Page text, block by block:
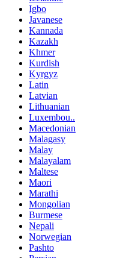
Igbo
Javanese
Kannada
Kazakh
Khmer
Kurdish
Kyrgyz
Latin
Latvian
Lithuanian
Luxembou..
Macedonian
Malagasy
Malay
Malayalam
Maltese
Maori
Marathi
Mongolian
Burmese
Nepali
Norwegian
Pashto